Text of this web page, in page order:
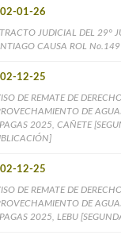
02-01-26
JUDICIAL DEL 29°
CAUSA ROL
02-12-25
DE REMATE DE
DE
2025, CAÑETE
02-12-25
DE REMATE DE
DE
2025, LEBU